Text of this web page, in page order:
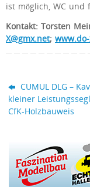
ist möglich, WC und
Kontakt: Torsten
X@gmx.net;
CUMUL DLG –
kleiner
CfK-Holzbauweis